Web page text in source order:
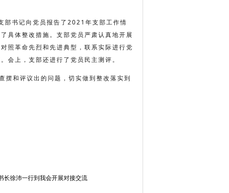
部书记向党员报告了2021年支部工作情
具体整改措施。支部党员严肃认真地开展
照革命先烈和先进典型，联系实际进行党
会上，支部还进行了党员民主测评。
摆和评议出的问题，切实做到整改落实到
徐沛一行到我会开展对接交流